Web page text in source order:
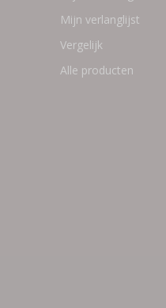
Mijn verlanglijst
Vergelijk
Alle producten